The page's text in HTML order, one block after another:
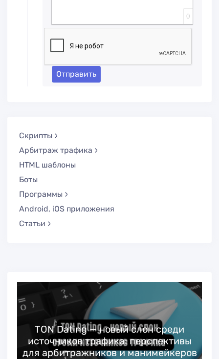
0
Отправить
Скрипты
Арбитраж трафика
HTML шаблоны
Боты
Программы
Android, iOS приложения
Статьи
TON Dating — новый слон среди
источников трафика: перспективы
для арбитражников и манимейкеров